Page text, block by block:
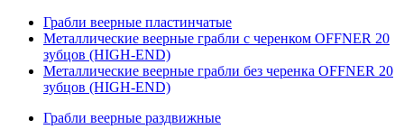
Грабли веерные пластинчатые
Металлические веерные грабли с черенком OFFNER 20
зубцов (HIGH-END)
Металлические веерные грабли без черенка OFFNER 20
зубцов (HIGH-END)
Грабли веерные раздвижные